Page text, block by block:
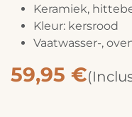
Keramiek,
Kleur: kersrood
Vaatwasser-,
59,95 €